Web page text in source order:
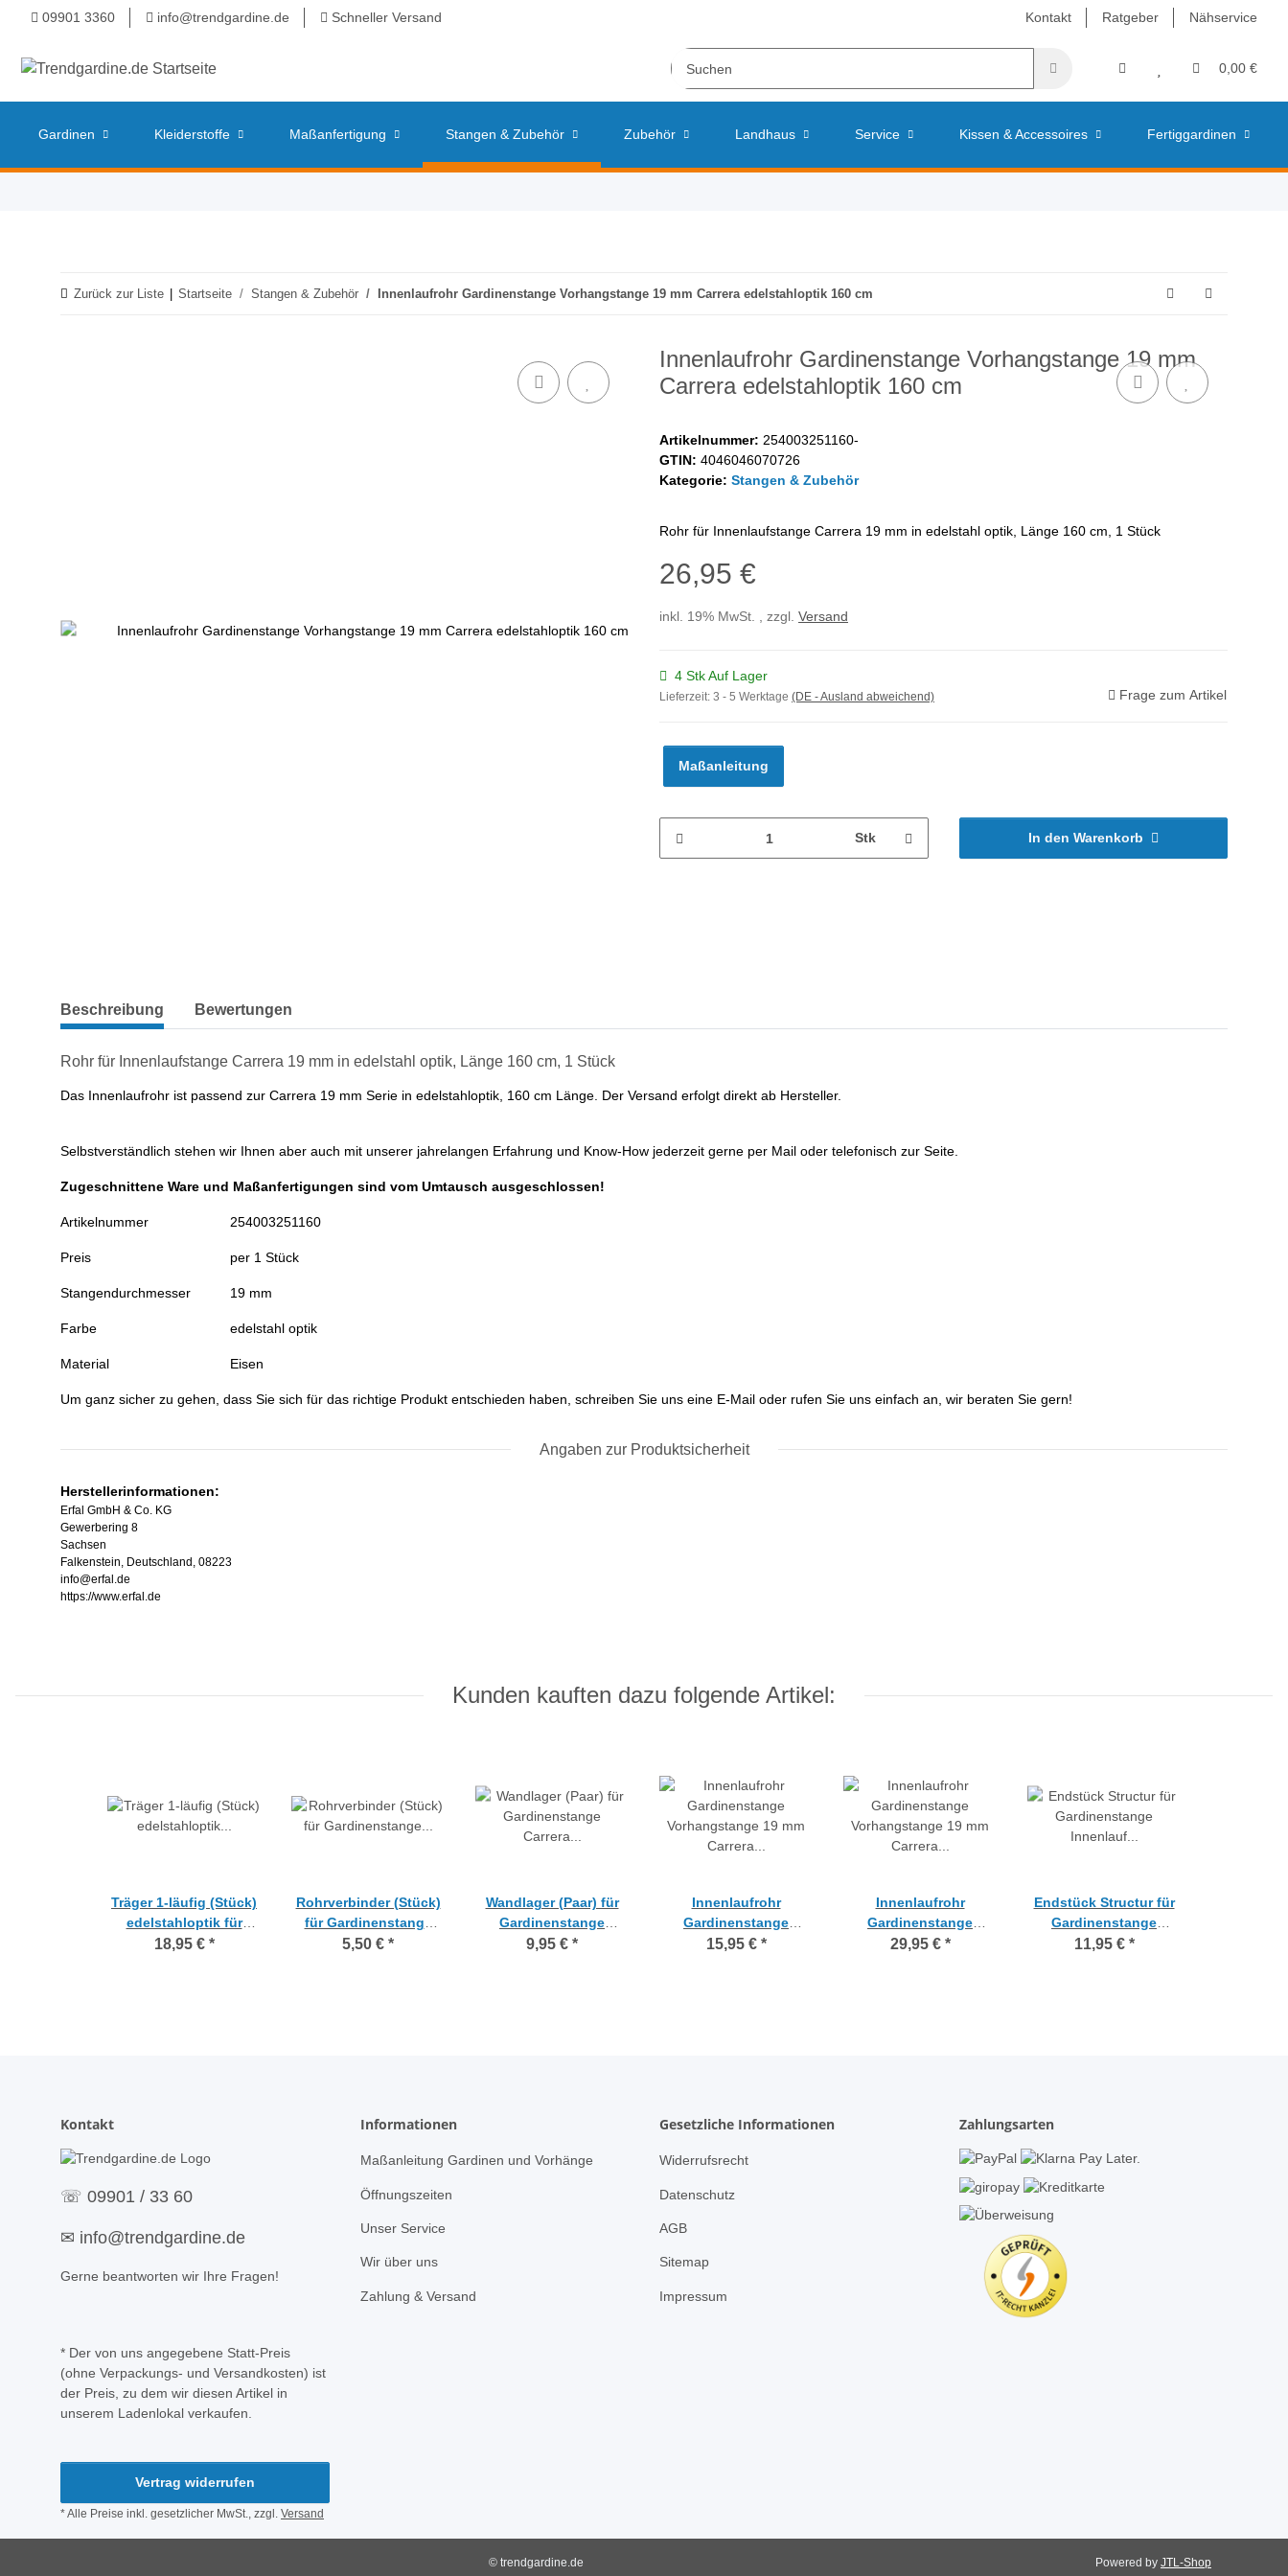
Kontakt Ratgeber Nähservice
09901 3360 info@trendgardine.de Schneller Versand
0,00 €
Gardinen Kleiderstoffe Maßanfertigung Stangen & Zubehör Zubehör Landhaus Service Kissen & Accessoires Fertiggardinen
Zurück zur Liste Startseite Stangen & Zubehör Innenlaufrohr Gardinenstange Vorhangstange 19 mm Carrera edelstahloptik 160 cm
Innenlaufrohr Gardinenstange Vorhangstange 19 mm
Carrera edelstahloptik 160 cm
Artikelnummer: 254003251160-
GTIN: 4046046070726
Kategorie: Stangen & Zubehör
Rohr für Innenlaufstange Carrera 19 mm in edelstahl optik, Länge 160 cm, 1 Stück
26,95 €
inkl. 19% MwSt. , zzgl. Versand
4 Stk Auf Lager
Lieferzeit: 3 - 5 Werktage (DE - Ausland abweichend) Frage zum Artikel
Maßanleitung
Stk In den Warenkorb
Beschreibung Bewertungen
Rohr für Innenlaufstange Carrera 19 mm in edelstahl optik, Länge 160 cm, 1 Stück
Das Innenlaufrohr ist passend zur Carrera 19 mm Serie in edelstahloptik, 160 cm Länge. Der Versand erfolgt direkt ab Hersteller.
Selbstverständlich stehen wir Ihnen aber auch mit unserer jahrelangen Erfahrung und Know-How jederzeit gerne per Mail oder telefonisch zur Seite.
Zugeschnittene Ware und Maßanfertigungen sind vom Umtausch ausgeschlossen!
Artikelnummer 254003251160
Preis per 1 Stück
Stangendurchmesser 19 mm
Farbe edelstahl optik
Material Eisen
Um ganz sicher zu gehen, dass Sie sich für das richtige Produkt entschieden haben, schreiben Sie uns eine E-Mail oder rufen Sie uns einfach an, wir beraten Sie gern!
Angaben zur Produktsicherheit
Herstellerinformationen:
Erfal GmbH & Co. KG
Gewerbering 8
Sachsen
Falkenstein, Deutschland, 08223
info@erfal.de
https://www.erfal.de
Kunden kauften dazu folgende Artikel:
Träger 1-läufig (Stück)
edelstahloptik für
Gardinenstange
18,95 € *
Rohrverbinder (Stück)
für Gardinenstange
Carrera Innenlauf 19
5,50 € *
Wandlager (Paar) für
Gardinenstange
Carrera Innenlauf 19
9,95 € *
Innenlaufrohr
Gardinenstange
Vorhangstange 19 mm
15,95 € *
Innenlaufrohr
Gardinenstange
Vorhangstange 19 mm
29,95 € *
Endstück Structur für
Gardinenstange
Innenlauf 19 mm
11,95 € *
Kontakt
☏ 09901 / 33 60
✉ info@trendgardine.de
Gerne beantworten wir Ihre Fragen!
Informationen
Maßanleitung Gardinen und Vorhänge
Öffnungszeiten
Unser Service
Wir über uns
Zahlung & Versand
Gesetzliche Informationen
Widerrufsrecht
Datenschutz
AGB
Sitemap
Impressum
Zahlungsarten
* Der von uns angegebene Statt-Preis
(ohne Verpackungs- und Versandkosten) ist
der Preis, zu dem wir diesen Artikel in
unserem Ladenlokal verkaufen.
Vertrag widerrufen
* Alle Preise inkl. gesetzlicher MwSt., zzgl. Versand
© trendgardine.de Powered by JTL-Shop